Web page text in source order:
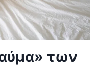
των